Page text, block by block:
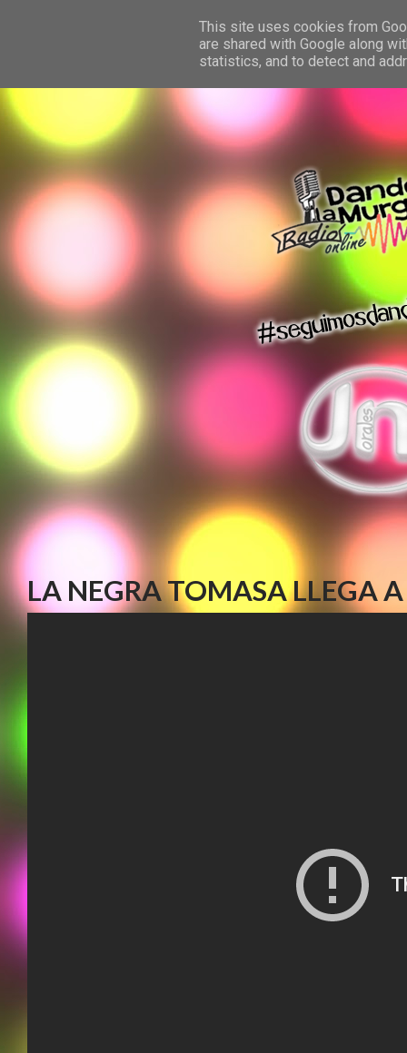
LA NEGRA TOMASA LLEGA
This site uses cookies from
are shared with Google along
statistics, and to detect and